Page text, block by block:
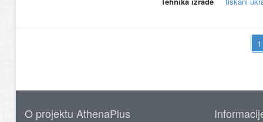
O projektu AthenaPlus